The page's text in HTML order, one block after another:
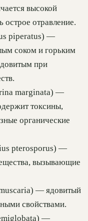
высокой
отравление.
piperatus) —
соком и горьким
при
marginata) —
токсины,
органические
pterosporus) —
вызывающие
— ядовитый
свойствами.
—